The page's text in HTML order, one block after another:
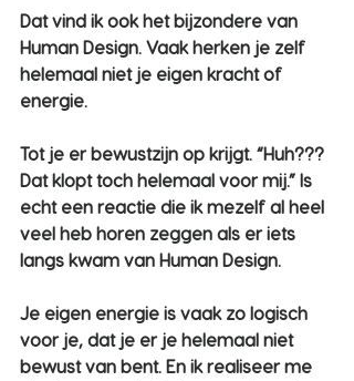
Dat vind ik ook het bijzondere van
Human Design. Vaak herken je zelf
helemaal niet je eigen kracht of
energie.
Tot je er bewustzijn op krijgt. “Huh???
Dat klopt toch helemaal voor mij.” Is
echt een reactie die ik mezelf al heel
veel heb horen zeggen als er iets
langs kwam van Human Design.
Je eigen energie is vaak zo logisch
voor je, dat je er je helemaal niet
bewust van bent. En ik realiseer me